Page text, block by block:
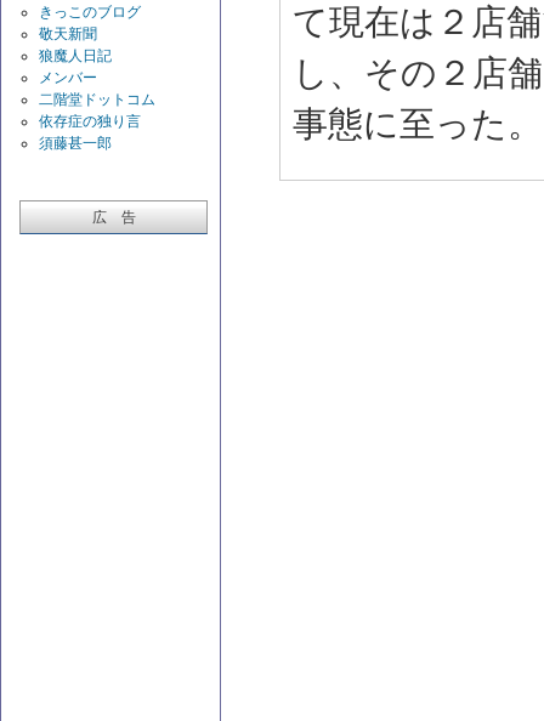
きっこのブログ
敬天新聞
狼魔人日記
メンバー
二階堂ドットコム
依存症の独り言
須藤甚一郎
広 告
て現在は２店
し、その２店
事態に至った。